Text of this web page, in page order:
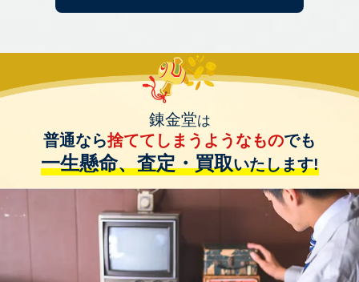
錬金堂は
普通なら捨ててしまうようなものでも
一生懸命、査定・買取いたします!